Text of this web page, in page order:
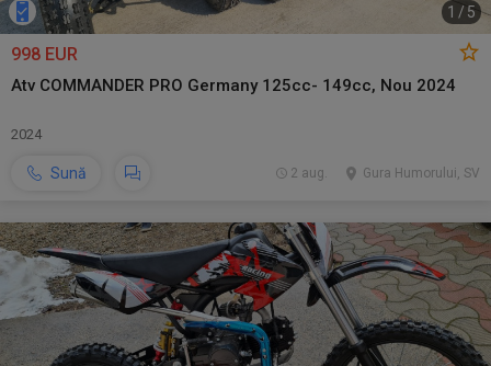
1 / 5
998 EUR
Atv COMMANDER PRO Germany 125cc- 149cc, Nou 2024
2024
Sună Gura Humorului, SV
2 aug.